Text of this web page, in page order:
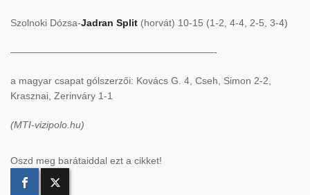
Szolnoki Dózsa-Jadran Split (horvát) 10-15 (1-2, 4-4, 2-5, 3-4)
—————————————————————-
a magyar csapat gólszerzői: Kovács G. 4, Cseh, Simon 2-2,
Krasznai, Zerinváry 1-1
(MTI-vizipolo.hu)
Oszd meg barátaiddal ezt a cikket!